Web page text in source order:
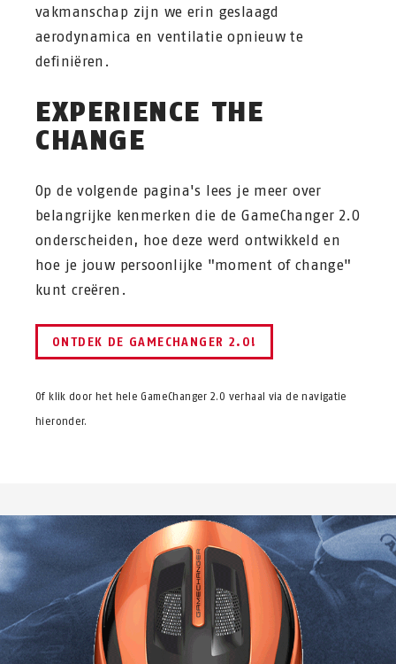
vakmanschap zijn we erin geslaagd
aerodynamica en ventilatie opnieuw te
definiëren.
EXPERIENCE THE
CHANGE
Op de volgende pagina's lees je meer over
belangrijke kenmerken die de GameChanger 2.0
onderscheiden, hoe deze werd ontwikkeld en
hoe je jouw persoonlijke "moment of change"
kunt creëren.
ONTDEK DE GAMECHANGER 2.0!
Of klik door het hele GameChanger 2.0 verhaal via de navigatie
hieronder.